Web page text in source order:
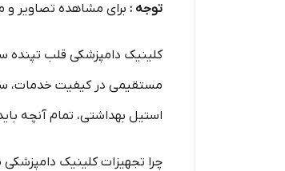
توجه : برای مشاهده تصاویر
کلینیک دامپزشکی قلب تپنده
مستقیمی در کیفیت خدمات،
استیل بهداشتی، تمام آنچه
چرا تجهیزات کلینیک